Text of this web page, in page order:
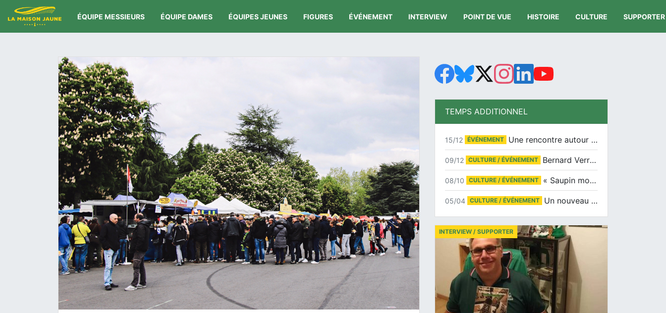
ÉQUIPE MESSIEURS ÉQUIPE DAMES ÉQUIPES JEUNES FIGURES ÉVÉNEMENT INTERVIEW POINT DE VUE HISTOIRE CULTURE SUPPORTER
TEMPS ADDITIONNEL
15/12 ÉVÉNEMENT Une rencontre autour de Jean-Claude Suaudeau
09/12 CULTURE / ÉVÉNEMENT Bernard Verret en dédicaces le samedi 13 décembre à l’Espace Culturel Atlantis
08/10 CULTURE / ÉVÉNEMENT « Saupin mon amour » au salon du livre de Trentemoult
05/04 CULTURE / ÉVÉNEMENT Un nouveau tirage pour le Docu-BD
INTERVIEW / SUPPORTER